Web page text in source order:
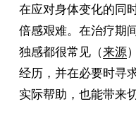
在应对身体变化的同
倍感艰难。在治疗期
独感都很常见（来源
经历，并在必要时寻
实际帮助，也能带来